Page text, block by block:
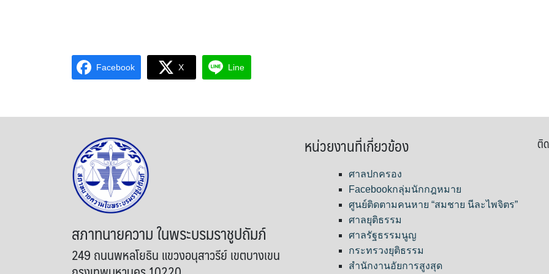
Facebook X Line
สภาทนายความ ในพระบรมราชูปถัมภ์
249 ถนนพหลโยธิน แขวงอนุสาวรีย์ เขตบางเขน
หน่วยงานที่เกี่ยวข้อง
ศาลปกครอง
Facebookกลุ่มนักกฎหมาย
ศูนย์ติดตามคนหาย “สมชาย นีละไพจิตร”
ศาลยุติธรรม
ศาลรัฐธรรมนูญ
กระทรวงยุติธรรม
สำนักงานอัยการสูงสุด
ติ